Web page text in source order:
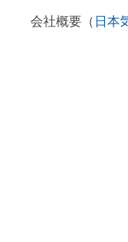
会社概要（ 日本